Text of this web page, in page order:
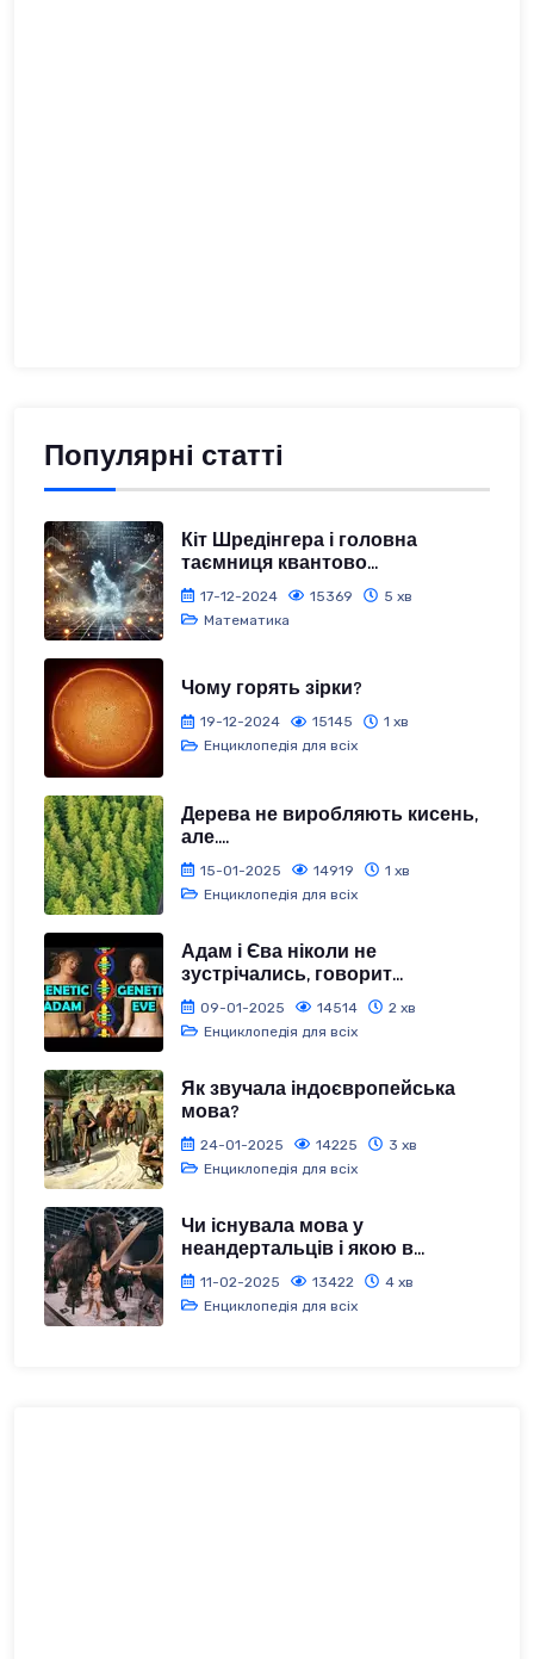
Популярні статті
Кіт Шредінгера і головна
таємниця квантово...
17-12-2024 15369
5 хв
Математика
Чому горять зірки?
19-12-2024 15145
1 хв
Енциклопедія для всіх
Дерева не виробляють кисень,
але....
15-01-2025 14919
1 хв
Енциклопедія для всіх
Адам і Єва ніколи не
зустрічались, говорит...
09-01-2025 14514
2 хв
Енциклопедія для всіх
Як звучала індоєвропейська
мова?
24-01-2025 14225
3 хв
Енциклопедія для всіх
Чи існувала мова у
неандертальців і якою в...
11-02-2025 13422
4 хв
Енциклопедія для всіх